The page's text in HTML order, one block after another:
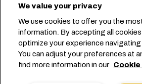
Sostenibilidad
myMSC
QUIÉNES SOMOS
Grupo MSC
We value your privacy
We use cookies to offer you the
information. By accepting all
optimize your experience
You can adjust your preferences at
find more information in our